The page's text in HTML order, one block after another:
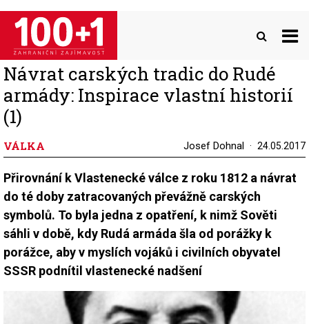
Přejít
hlavnímu
obsahu
Návrat carských tradic do Rudé
armády: Inspirace vlastní historií
(1)
VÁLKA Josef Dohnal 24.05.2017
Přirovnání k Vlastenecké válce z roku 1812 a návrat
do té doby zatracovaných převážně carských
symbolů. To byla jedna z opatření, k nimž Sověti
sáhli v době, kdy Rudá armáda šla od porážky k
porážce, aby v myslích vojáků i civilních obyvatel
SSSR podnítil vlastenecké nadšení